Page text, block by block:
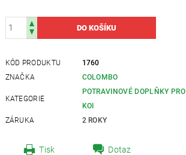
KÓD PRODUKTU
1760
ZNAČKA
COLOMBO
KATEGORIE
POTRAVINOVÉ DOPLŇKY PRO
KOI
ZÁRUKA
2 ROKY
Tisk Dotaz